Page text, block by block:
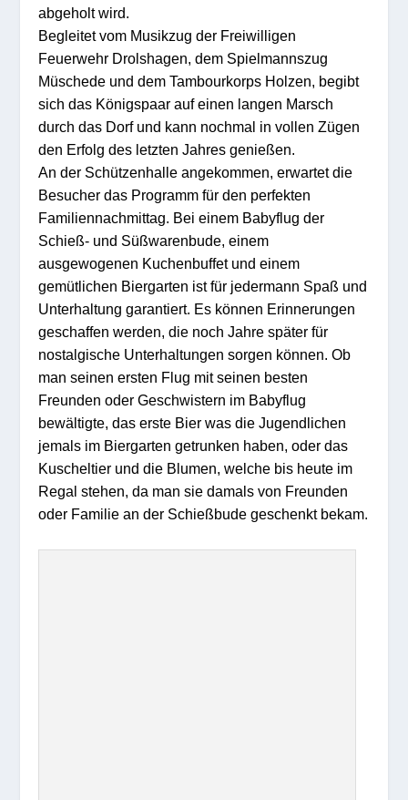
abgeholt wird.
Begleitet vom Musikzug der Freiwilligen
Feuerwehr Drolshagen, dem Spielmannszug
Müschede und dem Tambourkorps Holzen, begibt
sich das Königspaar auf einen langen Marsch
durch das Dorf und kann nochmal in vollen Zügen
den Erfolg des letzten Jahres genießen.
An der Schützenhalle angekommen, erwartet die
Besucher das Programm für den perfekten
Familiennachmittag. Bei einem Babyflug der
Schieß- und Süßwarenbude, einem
ausgewogenen Kuchenbuffet und einem
gemütlichen Biergarten ist für jedermann Spaß und
Unterhaltung garantiert. Es können Erinnerungen
geschaffen werden, die noch Jahre später für
nostalgische Unterhaltungen sorgen können. Ob
man seinen ersten Flug mit seinen besten
Freunden oder Geschwistern im Babyflug
bewältigte, das erste Bier was die Jugendlichen
jemals im Biergarten getrunken haben, oder das
Kuscheltier und die Blumen, welche bis heute im
Regal stehen, da man sie damals von Freunden
oder Familie an der Schießbude geschenkt bekam.